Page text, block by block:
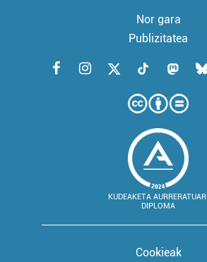
Nor gara
Publizitatea
KUDEAKETA AURRERATUARI
DIPLOMA
Cookieak